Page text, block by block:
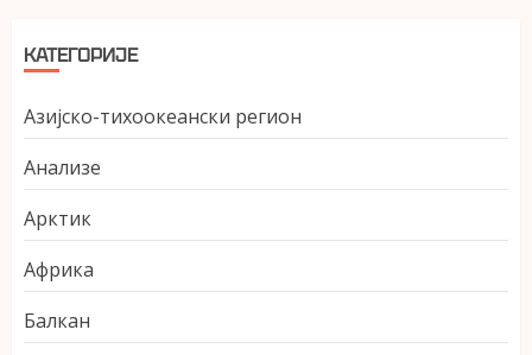
КАТЕГОРИЈЕ
Азијско-тихоокеански регион
Анализе
Арктик
Африка
Балкан